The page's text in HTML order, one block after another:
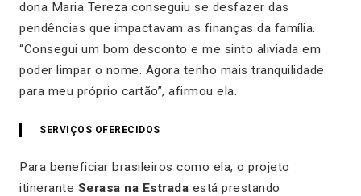
dona Maria Tereza conseguiu se desfazer das
pendências que impactavam as finanças da família.
“Consegui um bom desconto e me sinto aliviada em
poder limpar o nome. Agora tenho mais tranquilidade
para meu próprio cartão”, afirmou ela.
SERVIÇOS OFERECIDOS
Para beneficiar brasileiros como ela, o projeto
itinerante Serasa na Estrada está prestando